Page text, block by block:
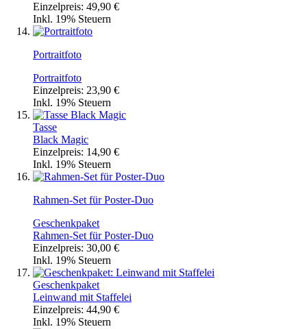
Einzelpreis: 49,90 €
Inkl. 19% Steuern
Portraitfoto
Portraitfoto
Einzelpreis: 23,90 €
Inkl. 19% Steuern
Tasse
Black Magic
Einzelpreis: 14,90 €
Inkl. 19% Steuern
Rahmen-Set für Poster-Duo
Geschenkpaket
Rahmen-Set für Poster-Duo
Einzelpreis: 30,00 €
Inkl. 19% Steuern
Geschenkpaket
Leinwand mit Staffelei
Einzelpreis: 44,90 €
Inkl. 19% Steuern